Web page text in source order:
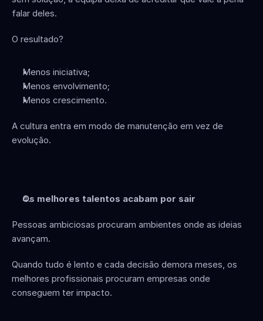
falar deles.
O resultado?
Menos iniciativa;
Menos envolvimento;
Menos crescimento.
A cultura entra em modo de manutenção em vez de
evolução.
Os melhores talentos acabam por sair
Pessoas ambiciosas procuram ambientes onde as ideias
avançam.
Quando tudo é lento e cada decisão demora meses, os
melhores profissionais procuram empresas onde
conseguem ter impacto.